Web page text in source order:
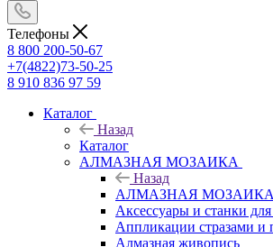
Телефоны
8 800 200-50-67
+7(4822)73-50-25
8 910 836 97 59
Каталог
Назад
Каталог
АЛМАЗНАЯ МОЗАИКА
Назад
АЛМАЗНАЯ МОЗАИКА
Аксессуары и станки
Аппликации стразами и
Алмазная живопись